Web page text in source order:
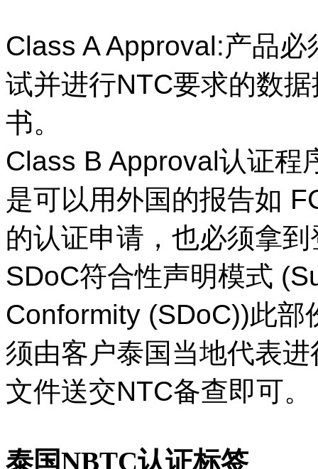
Class A Approval:产品
试并进行NTC要求的数
书。
Class B Approval认证程
是可以用外国的报告如
的认证申请，也必须拿
SDoC符合性声明模式
Conformity (SDoC))此
须由客户泰国当地代表
文件送交NTC备查即可。
泰国NBTC认证标签